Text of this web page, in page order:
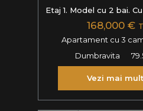
Etaj 1. Model cu 2 bai.
168,000 €
Apartament cu 3
Dumbravita
Vezi mai